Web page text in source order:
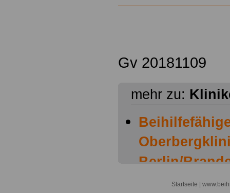
Gv 20181109
mehr zu:
Berlin/
RietzStartseite |